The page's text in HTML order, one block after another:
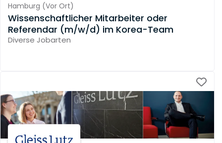
Hamburg (Vor Ort)
Wissenschaftlicher Mitarbeiter oder
Referendar (m/w/d) im Korea-Team
Diverse Jobarten